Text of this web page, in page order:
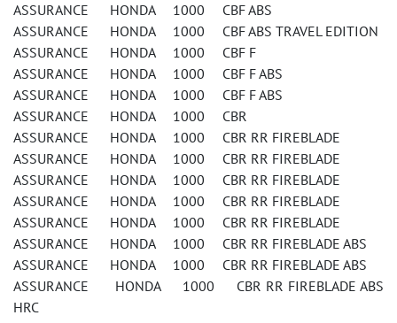
ASSURANCE HONDA 1000 CBF ABS
ASSURANCE HONDA 1000 CBF ABS TRAVEL EDITION
ASSURANCE HONDA 1000 CBF F
ASSURANCE HONDA 1000 CBF F ABS
ASSURANCE HONDA 1000 CBF F ABS
ASSURANCE HONDA 1000 CBR
ASSURANCE HONDA 1000 CBR RR FIREBLADE
ASSURANCE HONDA 1000 CBR RR FIREBLADE
ASSURANCE HONDA 1000 CBR RR FIREBLADE
ASSURANCE HONDA 1000 CBR RR FIREBLADE
ASSURANCE HONDA 1000 CBR RR FIREBLADE
ASSURANCE HONDA 1000 CBR RR FIREBLADE ABS
ASSURANCE HONDA 1000 CBR RR FIREBLADE ABS
ASSURANCE HONDA 1000 CBR RR FIREBLADE ABS
HRC